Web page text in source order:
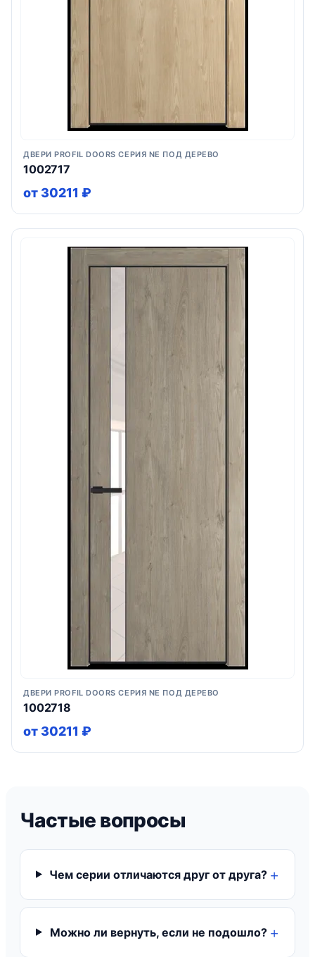
ДВЕРИ PROFIL DOORS СЕРИЯ NE ПОД ДЕРЕВО
1002717
от 30211 ₽
ДВЕРИ PROFIL DOORS СЕРИЯ NE ПОД ДЕРЕВО
1002718
от 30211 ₽
Частые вопросы
Чем серии отличаются друг от друга?
Можно ли вернуть, если не подошло?